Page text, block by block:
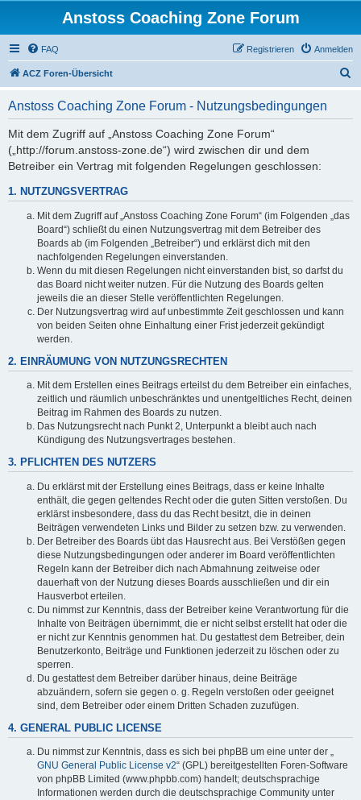
Anstoss Coaching Zone Forum
FAQ Anmelden
Registrieren
ACZ Foren-Übersicht
Anstoss Coaching Zone Forum - Nutzungsbedingungen
Mit dem Zugriff auf „Anstoss Coaching Zone Forum“
(„http://forum.anstoss-zone.de“) wird zwischen dir und dem
Betreiber ein Vertrag mit folgenden Regelungen geschlossen:
1. NUTZUNGSVERTRAG
Mit dem Zugriff auf „Anstoss Coaching Zone Forum“ (im Folgenden „das
Board“) schließt du einen Nutzungsvertrag mit dem Betreiber des
Boards ab (im Folgenden „Betreiber“) und erklärst dich mit den
nachfolgenden Regelungen einverstanden.
Wenn du mit diesen Regelungen nicht einverstanden bist, so darfst du
das Board nicht weiter nutzen. Für die Nutzung des Boards gelten
jeweils die an dieser Stelle veröffentlichten Regelungen.
Der Nutzungsvertrag wird auf unbestimmte Zeit geschlossen und kann
von beiden Seiten ohne Einhaltung einer Frist jederzeit gekündigt
werden.
2. EINRÄUMUNG VON NUTZUNGSRECHTEN
Mit dem Erstellen eines Beitrags erteilst du dem Betreiber ein einfaches,
zeitlich und räumlich unbeschränktes und unentgeltliches Recht, deinen
Beitrag im Rahmen des Boards zu nutzen.
Das Nutzungsrecht nach Punkt 2, Unterpunkt a bleibt auch nach
Kündigung des Nutzungsvertrages bestehen.
3. PFLICHTEN DES NUTZERS
Du erklärst mit der Erstellung eines Beitrags, dass er keine Inhalte
enthält, die gegen geltendes Recht oder die guten Sitten verstoßen. Du
erklärst insbesondere, dass du das Recht besitzt, die in deinen
Beiträgen verwendeten Links und Bilder zu setzen bzw. zu verwenden.
Der Betreiber des Boards übt das Hausrecht aus. Bei Verstößen gegen
diese Nutzungsbedingungen oder anderer im Board veröffentlichten
Regeln kann der Betreiber dich nach Abmahnung zeitweise oder
dauerhaft von der Nutzung dieses Boards ausschließen und dir ein
Hausverbot erteilen.
Du nimmst zur Kenntnis, dass der Betreiber keine Verantwortung für die
Inhalte von Beiträgen übernimmt, die er nicht selbst erstellt hat oder die
er nicht zur Kenntnis genommen hat. Du gestattest dem Betreiber, dein
Benutzerkonto, Beiträge und Funktionen jederzeit zu löschen oder zu
sperren.
Du gestattest dem Betreiber darüber hinaus, deine Beiträge
abzuändern, sofern sie gegen o. g. Regeln verstoßen oder geeignet
sind, dem Betreiber oder einem Dritten Schaden zuzufügen.
4. GENERAL PUBLIC LICENSE
Du nimmst zur Kenntnis, dass es sich bei phpBB um eine unter der „
GNU General Public License v2“ (GPL) bereitgestellten Foren-Software
von phpBB Limited (www.phpbb.com) handelt; deutschsprachige
Informationen werden durch die deutschsprachige Community unter